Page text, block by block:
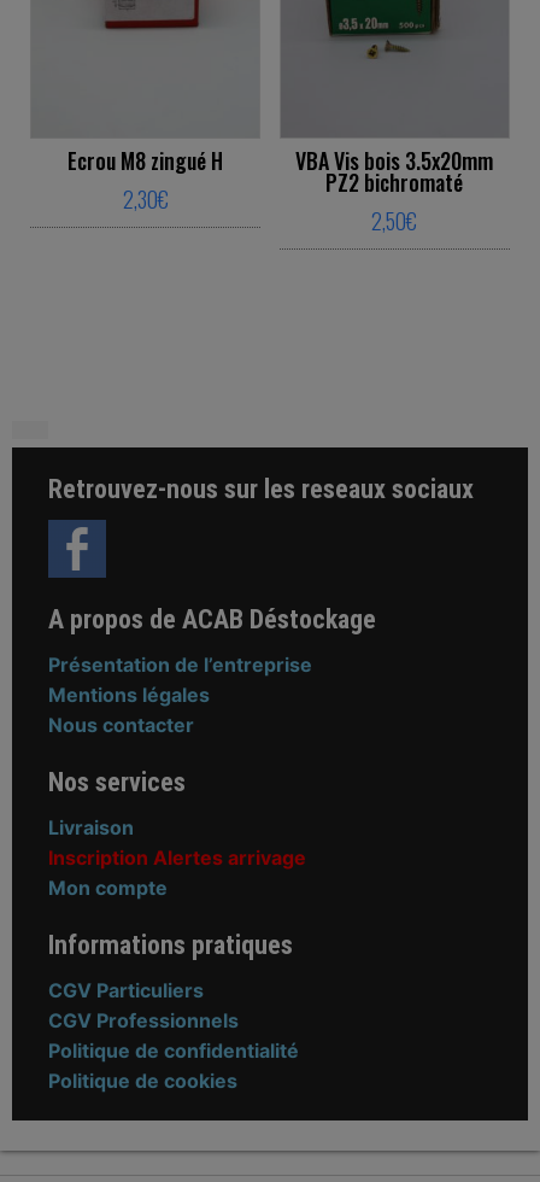
Ecrou M8 zingué H
2,30€
This product has multiple variants. The
VBA Vis bois 3.5x20mm
PZ2 bichromaté
2,50€
Retrouvez-nous sur les reseaux sociaux
A propos de ACAB Déstockage
Présentation de l’entreprise
Mentions légales
Nous contacter
Nos services
Livraison
Inscription Alertes arrivage
Mon compte
Informations pratiques
CGV Particuliers
CGV Professionnels
Politique de confidentialité
Politique de cookies